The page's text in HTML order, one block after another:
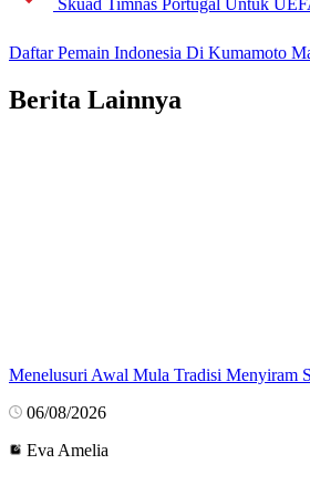
Skuad Timnas Portugal Untuk
Daftar Pemain Indonesia Di Kumamoto
Berita Lainnya
Menelusuri Awal Mula Tradisi Menyiram
06/08/2026
Eva Amelia